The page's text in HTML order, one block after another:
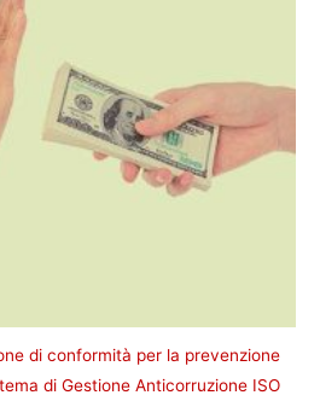
di conformità per la prevenzione
di Gestione Anticorruzione ISO